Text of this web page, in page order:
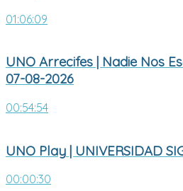
01:06:09
UNO Arrecifes | Nadie Nos
07-08-2026
00:54:54
UNO Play | UNIVERSIDAD
00:00:30